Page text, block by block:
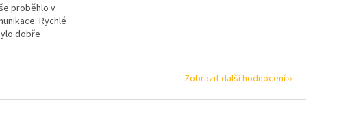
proběhlo v
Rychlé
dobře
Zobrazit další hodnocení